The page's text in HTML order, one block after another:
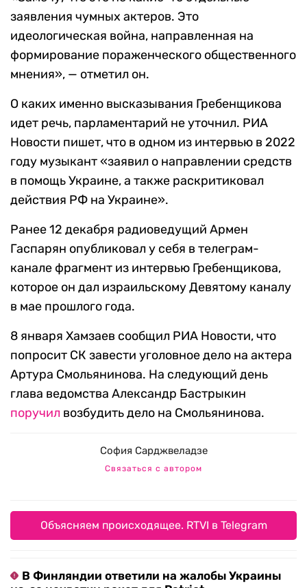
заявления чумных актеров. Это
идеологическая война, направленная на
формирование пораженческого общественного
мнения», — отметил он.
О каких именно высказывания Гребенщикова
идет речь, парламентарий не уточнил. РИА
Новости пишет, что в одном из интервью в 2022
году музыкант «заявил о направлении средств
в помощь Украине, а также раскритиковал
действия РФ на Украине».
Ранее 12 декабря радиоведущий Армен
Гаспарян опубликовал у себя в телеграм-
канале фрагмент из интервью Гребенщикова,
которое он дал израильскому Девятому каналу
в мае прошлого года.
8 января Хамзаев сообщил РИА Новости, что
попросит СК завести уголовное дело на актера
Артура Смольянинова. На следующий день
глава ведомства Александр Бастрыкин
поручил возбудить дело на Смольянинова.
София Сарджвеладзе
Связаться с автором
Объясняем происходящее. RTVI в Telegram
В Финляндии ответили на жалобы Украины